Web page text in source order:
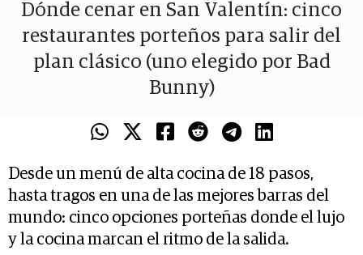
Dónde cenar en San Valentín: cinco
restaurantes porteños para salir del
plan clásico (uno elegido por Bad
Bunny)
Desde un menú de alta cocina de 18 pasos,
hasta tragos en una de las mejores barras del
mundo: cinco opciones porteñas donde el lujo
y la cocina marcan el ritmo de la salida.